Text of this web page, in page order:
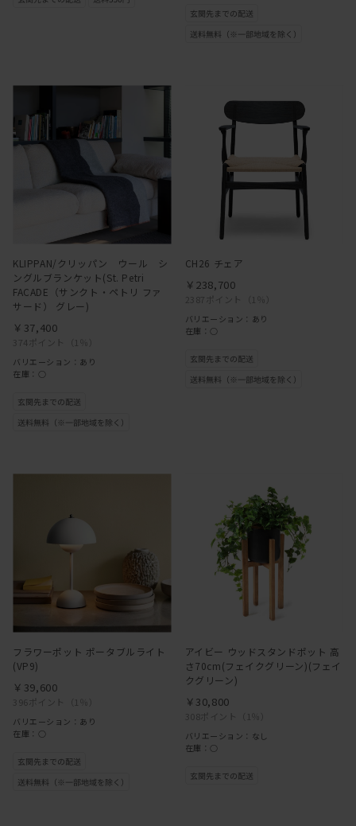
KLIPPAN/クリッパン ウール シ
ングルブランケット(St. Petri
FACADE（サンクト・ペトリ ファ
サード） グレー)
374ポイント （1％）
￥37,400
バリエーション：あり
在庫：○
CH26 チェア
2387ポイント （1％）
￥238,700
バリエーション：あり
在庫：○
フラワーポット ポータブルライト
(VP9)
396ポイント （1％）
￥39,600
バリエーション：あり
在庫：○
アイビー ウッドスタンドポット 高
さ70cm(フェイクグリーン)(フェイ
クグリーン)
308ポイント （1％）
￥30,800
バリエーション：なし
在庫：○